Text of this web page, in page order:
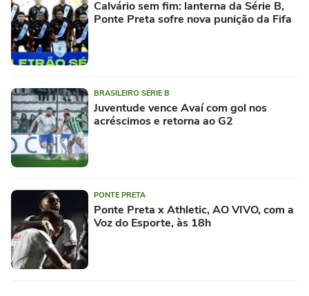
Calvário sem fim: lanterna da Série B,
Ponte Preta sofre nova punição da Fifa
BRASILEIRO SÉRIE B
Juventude vence Avaí com gol nos
acréscimos e retorna ao G2
PONTE PRETA
Ponte Preta x Athletic, AO VIVO, com a
Voz do Esporte, às 18h